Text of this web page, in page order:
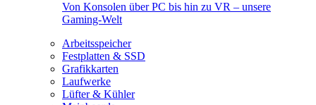
Von Konsolen über PC bis hin zu VR – unsere
Gaming-Welt
Arbeitsspeicher
Festplatten & SSD
Grafikkarten
Laufwerke
Lüfter & Kühler